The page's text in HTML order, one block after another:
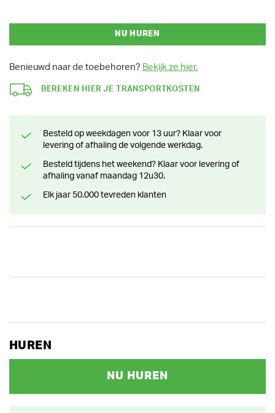
NU HUREN
Benieuwd naar de toebehoren? Bekijk ze hier.
BEREKEN HIER JE TRANSPORTKOSTEN
Besteld op weekdagen voor 13 uur? Klaar voor
levering of afhaling de volgende werkdag.
Besteld tijdens het weekend? Klaar voor levering of
afhaling vanaf maandag 12u30.
Elk jaar 50.000 tevreden klanten
HUREN
NU HUREN